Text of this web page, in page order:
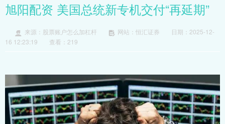
旭阳配资 美国总统新专机交付“再延期”
来源：股票账户怎么加杠杆 网站：恒汇证券
日期：2025-12-
16 12:23:19
查看：219